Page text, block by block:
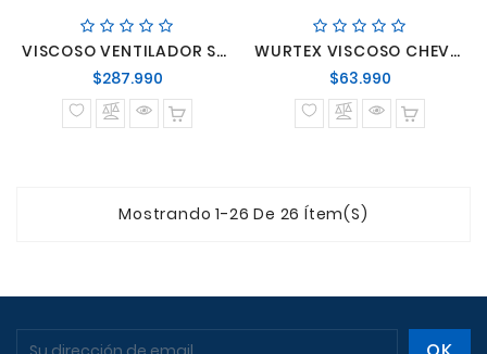
VISCOSO VENTILADOR SCANIA R360/R380/R400/R420 SERIE 4 BASE 6 PERNOS ANCHO 218 ALTO 162
$287.990Precio
normal
WURTEX VISCOSO CHEVROLET ISUZU NKR/LUV/DMAX MOTOR 4JJ1 2.5
$63.990Precio
normal
Mostrando 1-26 De 26 Ítem(s)